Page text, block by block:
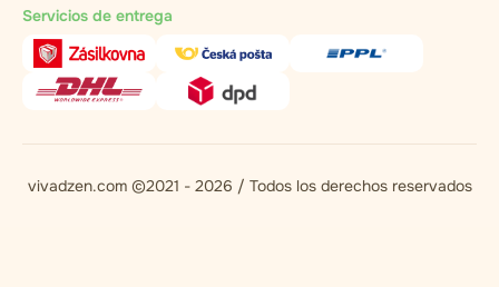
Servicios de entrega
vivadzen.com ©2021 - 2026 / Todos los derechos reservados